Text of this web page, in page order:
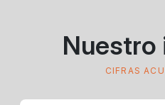
Nuestro
CIFRAS